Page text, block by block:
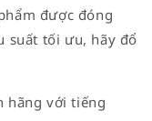
được đóng
suất tối ưu, hãy đổ
hãng với tiếng